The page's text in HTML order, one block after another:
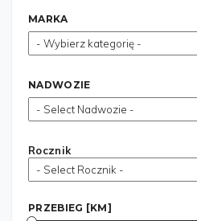
MARKA
NADWOZIE
Rocznik
PRZEBIEG [KM]